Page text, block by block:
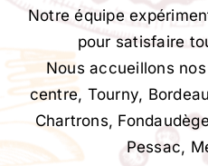
Notre équipe
pour satisfaire
Nous accueillons
centre, Tourny,
Chartrons,
Pessac,